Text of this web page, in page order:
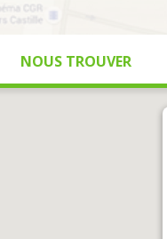
NOUS TROUVER